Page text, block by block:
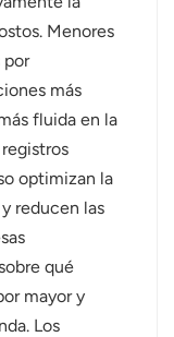
Menores
por
más
fluida en la
optimizan la
reducen las
qué
mayor y
Los